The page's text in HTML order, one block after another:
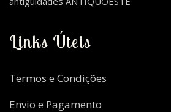
Links Úteis
Termos e Condições
Envio e Pagamento